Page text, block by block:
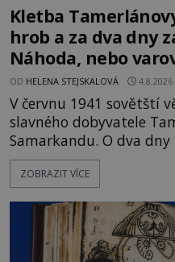
Kletba
hrob a za dva dny
Náhoda, nebo
OD HELENA STEJSKALOVÁ 4.8.2026
V červnu 1941 sovětští
slavného dobyvatele
Samarkandu. O dva
Německo zahajuje
Sovětský svaz. Shoda
na legendě něco
souhru okolností? Když antropolog Michail
Gerasimov (1907-1970) a
ZOBRAZIT VÍCE